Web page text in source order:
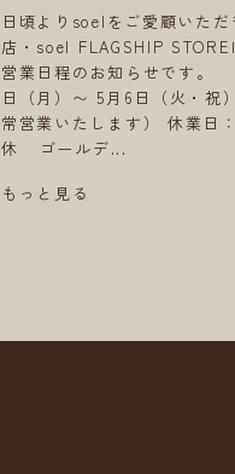
日頃よりsoelをご愛顧いた
店・soel FLAGSHIP
営業日程のお知らせです。
日（月）〜 5月6日（火・祝
常営業いたします） 休業日
休 ゴールデ...
もっと見る